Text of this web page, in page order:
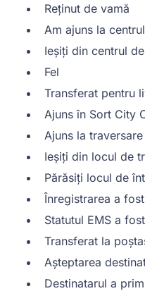
Reținut de vamă
Am ajuns la
Ieșiți din centrul
Fel
Transferat pentru
Ajuns în Sort City
Ajuns la traversare
Ieșiți din locul de
Părăsiți locul de
Înregistrarea a
Statutul EMS a
Transferat la
Așteptarea
Destinatarul a